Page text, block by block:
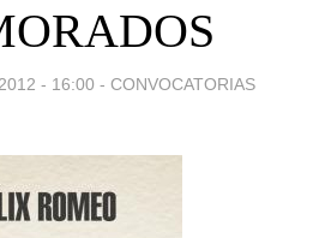
- 16:00 - CONVOCATORIAS